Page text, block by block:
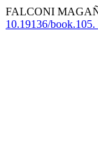
FALCONI
10.19136/book.105.